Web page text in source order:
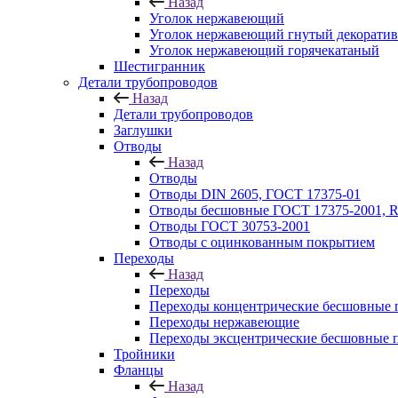
Уголок нержавеющий
Уголок нержавеющий гнутый
Уголок нержавеющий горячекатаный
Шестигранник
Детали трубопроводов
Назад
Детали трубопроводов
Заглушки
Отводы
Назад
Отводы
Отводы DIN 2605, ГОСТ 17375-01
Отводы бесшовные ГОСТ 17375-2001,
Отводы ГОСТ 30753-2001
Отводы с оцинкованным покрытием
Переходы
Назад
Переходы
Переходы концентрические бесшовные
Переходы нержавеющие
Переходы эксцентрические бесшовные
Тройники
Фланцы
Назад